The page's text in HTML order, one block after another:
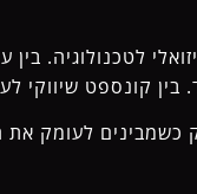
לטכנולוגיה.
רק כשמבינים